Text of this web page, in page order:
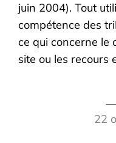
juin 2004). Tout
compétence des
ce qui concerne le
site ou les recours
22